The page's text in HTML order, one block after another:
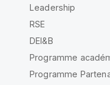
Leadership
RSE
DEI&B
Programme
Programme